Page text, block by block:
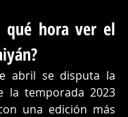
qué hora ver el
abril se disputa la
la temporada 2023
una edición más